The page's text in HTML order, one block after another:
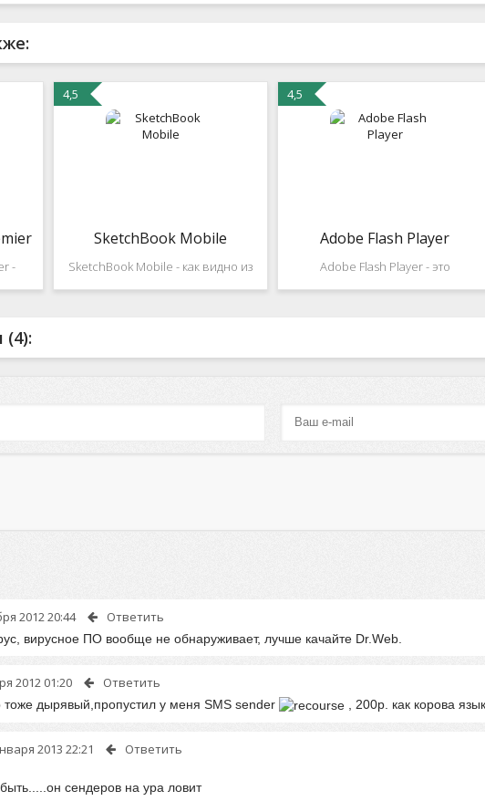
-
4,5
SketchBook Mobile
SketchBook Mobile - как видно из
Отличный инструмент для
4,5
Adobe Flash Player
Adobe Flash Player - это
т.д. На данный момент разработка
2012 20:44 Ответить
вирусное ПО вообще не обнаруживает, лучше качайте Dr.Web.
2012 01:20 Ответить
тоже дырявый,пропустил у меня SMS sender , 200р. как корова
2013 22:21 Ответить
сендеров на ура ловит